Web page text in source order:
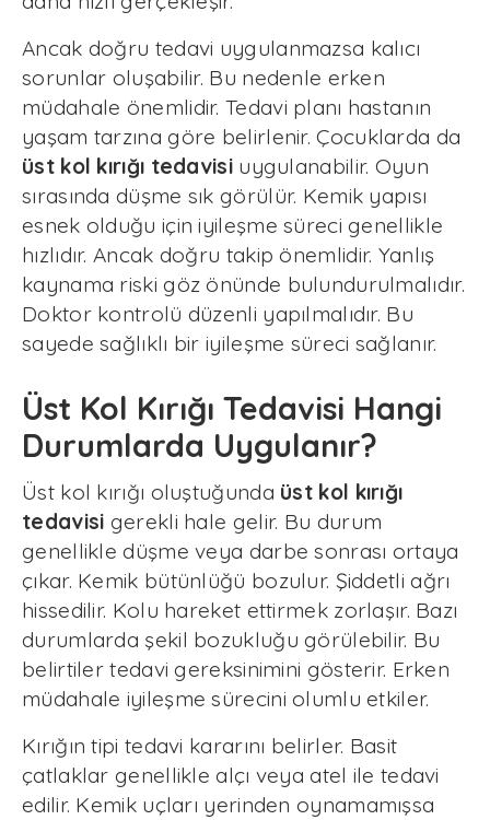
Ancak doğru tedavi uygulanmazsa kalıcı
sorunlar oluşabilir. Bu nedenle erken
müdahale önemlidir. Tedavi planı hastanın
yaşam tarzına göre belirlenir. Çocuklarda da
üst kol kırığı tedavisiuygulanabilir. Oyun
sırasında düşme sık görülür. Kemik yapısı
esnek olduğu için iyileşme süreci genellikle
hızlıdır. Ancak doğru takip önemlidir. Yanlış
kaynama riski göz önünde bulundurulmalıdır.
Doktor kontrolü düzenli yapılmalıdır. Bu
sayede sağlıklı bir iyileşme süreci sağlanır.
Üst Kol Kırığı Tedavisi Hangi
Durumlarda Uygulanır?
Üst kol kırığı oluştuğunda üst kol kırığı
tedavisi gerekli hale gelir. Bu durum
genellikle düşme veya darbe sonrası ortaya
çıkar. Kemik bütünlüğü bozulur. Şiddetli ağrı
hissedilir. Kolu hareket ettirmek zorlaşır. Bazı
durumlarda şekil bozukluğu görülebilir. Bu
belirtiler tedavi gereksinimini gösterir. Erken
müdahale iyileşme sürecini olumlu etkiler.
Kırığın tipi tedavi kararını belirler. Basit
çatlaklar genellikle alçı veya atel ile tedavi
edilir. Kemik uçları yerinden oynamamışsa